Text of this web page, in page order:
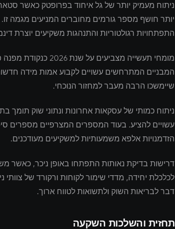
ניתוח מעמיק יותר של גל איחוד בפרופטק כאשר
יותר חושף מספר גורמים מחוברים המניעים מגמה זו.
התפתחויות רגולטוריות והתנהגות משקיעים יוצרת
מומחי תעשייה מצביעים
המבניים המתרחשים עשויים לקבוע אמות מידה
שיימשכו הרבה מעבר למחזור הנוכחי.
ניתוח כמותי של עסקאות אחרונות ונתוני שוק תומך
עשויים להציע. בעוד המספרים המצרפיים מספרים
הזדמנויות אלפא משמעותיות למשקיעים מעודכנים.
דרישות בדיקת נאותות התפתחו באופן ניכר, כאשר
לכלכלת יחידה, מדדי שימור לקוחות ורקורד של צוותי
דבר לבריאות השוק ולתשואות לטווח ארוך.
תחזית והשלכות השקעה